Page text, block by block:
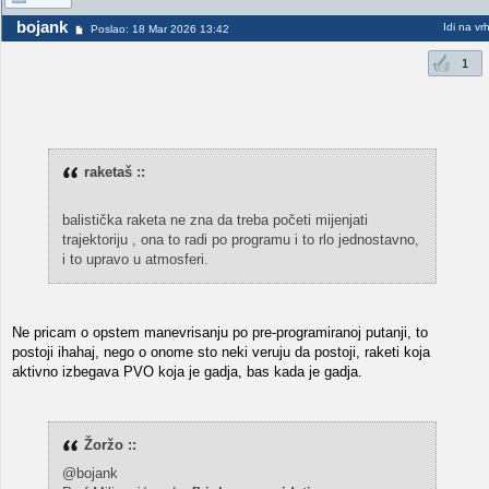
bojank Poslao: 18 Mar 2026 13:42 Idi na vrh
1
raketaš ::
balistička raketa ne zna da treba početi mijenjati
trajektoriju , ona to radi po programu i to rlo jednostavno,
i to upravo u atmosferi.
Ne pricam o opstem manevrisanju po pre-programiranoj putanji, to
postoji ihahaj, nego o onome sto neki veruju da postoji, raketi koja
aktivno izbegava PVO koja je gadja, bas kada je gadja.
Žoržo ::
@bojank